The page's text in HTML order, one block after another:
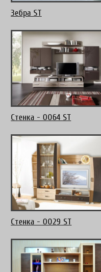
Зебра ST
Стенка - 0064 ST
Стенка - 0029 ST